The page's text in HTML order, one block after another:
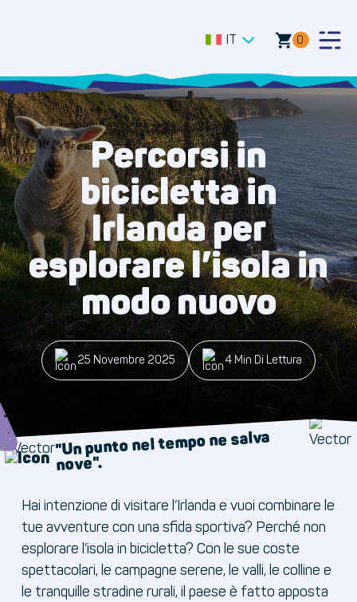
IT 0
Percorsi in
bicicletta in
Irlanda per
esplorare l’isola in
modo nuovo
25 Novembre 2025 4 Min Di Lettura
"Un punto nel tempo ne salva
nove".
Hai intenzione di visitare l’Irlanda e vuoi combinare le
tue avventure con una sfida sportiva? Perché non
esplorare l’isola in bicicletta? Con le sue coste
spettacolari, le campagne serene, le valli, le colline e
le tranquille stradine rurali, il paese è fatto apposta